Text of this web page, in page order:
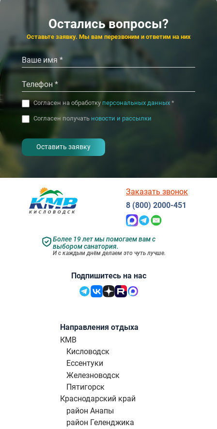
Коралл
4.3
Сочи (Лазаревское)
‹ ›
Остались вопросы?
Оставьте заявку. Мы вам перезвоним и ответим на них
Согласен на обработку персональных данных*
Согласен получать новости и рассылки
Подпишитесь на нас
Более 19 лет мы помогаем вам с
выбором санатория.
И с каждым днём делаем это чуть лучше.
Заказать звонок
8 (800) 2000-451
Направления отдыха
КМВ
Кисловодск
Ессентуки
Железноводск
Пятигорск
Краснодарский край
район Анапы
район Геленджика